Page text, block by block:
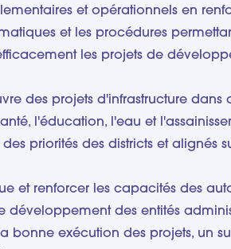
et opérationnels en
et les procédures
les projets de
des projets d'infrastructure dans
l'éducation, l'eau et
priorités des districts et alignés
et renforcer les capacités des
développement des entités
bonne exécution des projets, un